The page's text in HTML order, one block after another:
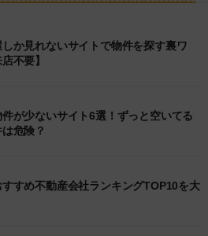
か見れないサイトで物件を探す裏ワ
不要】
件が少ないサイト6選！ずっと空いてる
危険？
すめ不動産会社ランキングTOP10を大